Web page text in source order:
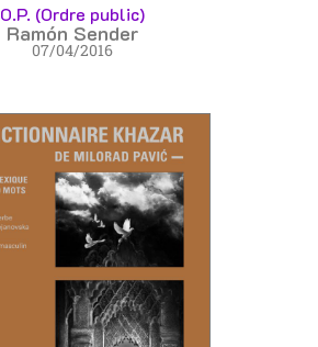
O.P. (Ordre public)
Ramón Sender
07/04/2016